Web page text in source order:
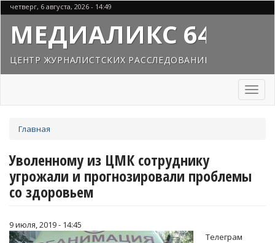
Перейти
к
основному
содержанию
четверг, 6 августа, 2026 - 14:49
МЕДИАЛИКС 64
ЦЕНТР ЖУРНАЛИСТСКИХ РАССЛЕДОВАНИЙ
Toggle
здесь
Главная
Уволенному из ЦМК сотруднику
угрожали и прогнозировали проблемы
со здоровьем
9 июля, 2019 - 14:45
Телеграм